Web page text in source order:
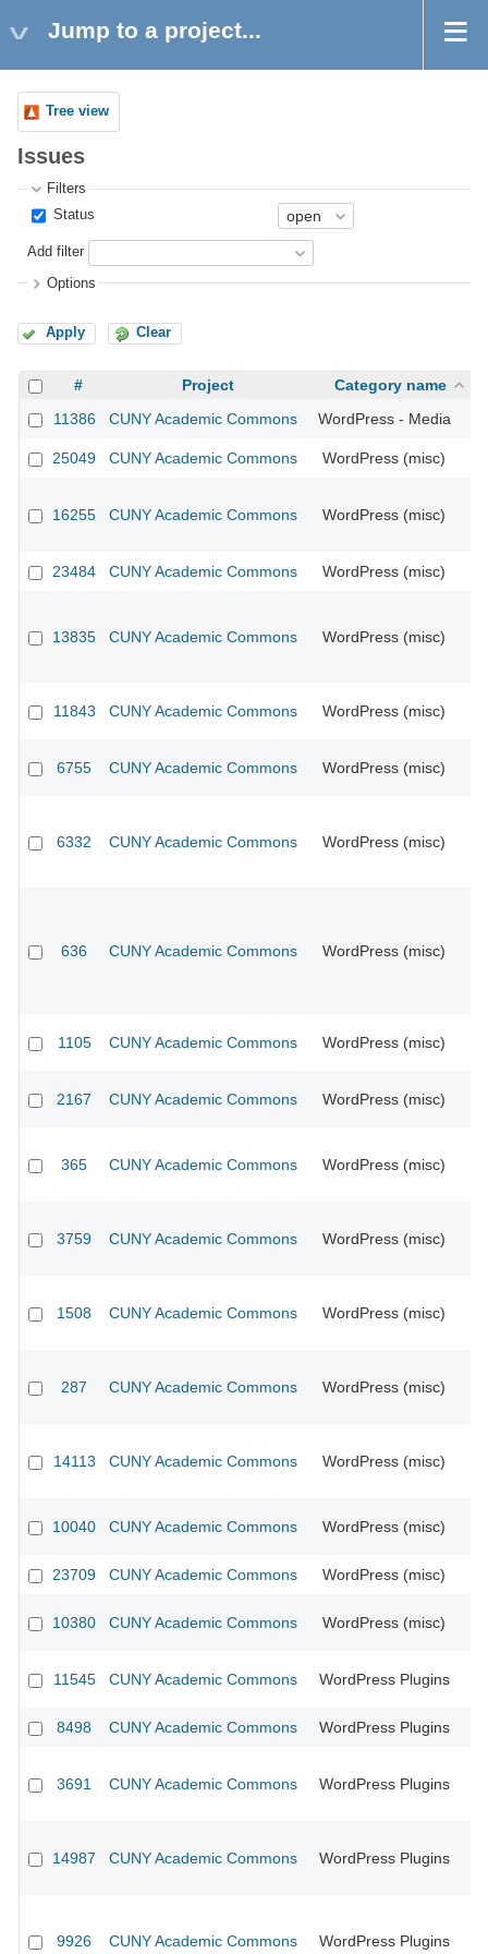
Jump to a project...
Tree view
Issues
Filters
Status
Add filter
Options
Apply Clear
# Project
Category name
11386
CUNY Academic Commons WordPress - Media
25049 CUNY Academic Commons WordPress (misc)
16255 CUNY Academic Commons WordPress (misc)
23484 CUNY Academic Commons WordPress (misc)
13835 CUNY Academic Commons WordPress (misc)
11843 CUNY Academic Commons WordPress (misc)
6755 CUNY Academic Commons WordPress (misc)
6332 CUNY Academic Commons WordPress (misc)
636 CUNY Academic Commons WordPress (misc)
1105 CUNY Academic Commons WordPress (misc)
2167 CUNY Academic Commons WordPress (misc)
365 CUNY Academic Commons WordPress (misc)
3759 CUNY Academic Commons WordPress (misc)
1508 CUNY Academic Commons WordPress (misc)
287 CUNY Academic Commons WordPress (misc)
14113 CUNY Academic Commons WordPress (misc)
10040 CUNY Academic Commons WordPress (misc)
23709 CUNY Academic Commons WordPress (misc)
10380 CUNY Academic Commons WordPress (misc)
11545 CUNY Academic Commons WordPress Plugins
8498 CUNY Academic Commons WordPress Plugins
3691 CUNY Academic Commons WordPress Plugins
14987 CUNY Academic Commons WordPress Plugins
9926 CUNY Academic Commons WordPress Plugins